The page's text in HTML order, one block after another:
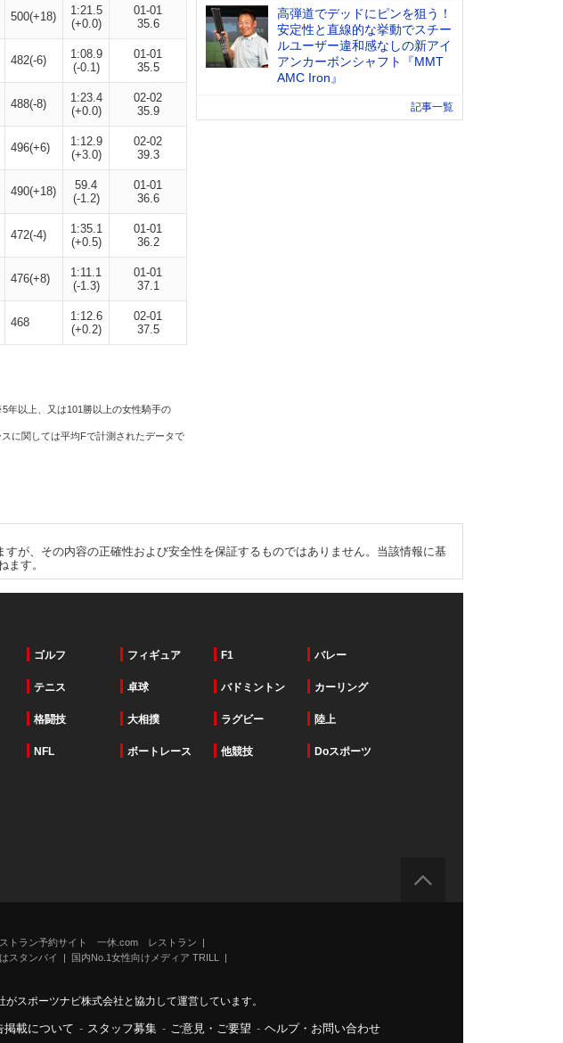
500(+18)
1:21.5
(+0.0)
01-01
35.6
482(-6)
1:08.9
(-0.1)
01-01
35.5
488(-8)
1:23.4
(+0.0)
02-02
35.9
496(+6)
1:12.9
(+3.0)
02-02
39.3
490(+18)
59.4
(-1.2)
01-01
36.6
472(-4)
1:35.1
(+0.5)
01-01
36.2
476(+8)
1:11.1
(-1.3)
01-01
37.1
468
1:12.6
(+0.2)
02-01
37.5
年以上、又は101勝以上の女性騎手の
に関しては平均Fで計測されたデータで
高弾道でデッドにピンを狙う！
安定性と直線的な挙動でスチー
ルユーザー違和感なしの新アイ
アンカーボンシャフト『MMT
AMC Iron』
記事一覧
が、その内容の正確性および安全性を保証するものではありません。当該情報に基
す。
ゴルフ フィギュア F1 バレー
テニス 卓球 バドミントン カーリング
格闘技 大相撲 ラグビー 陸上
NFL ボートレース 他競技 Doスポーツ
トラン予約サイト 一休.com レストラン
スタンバイ
国内No.1女性向けメディア TRILL
スポーツナビ株式会社と協力して運営しています。
掲載について - スタッフ募集 - ご意見・ご要望 - ヘルプ・お問い合わせ